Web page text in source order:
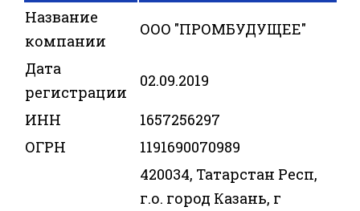
Название
компании
ООО "ПРОМБУДУЩЕЕ"
Дата
регистрации
02.09.2019
ИНН
1657256297
ОГРН
1191690070989
420034, Татарстан Респ,
г.о. город Казань, г